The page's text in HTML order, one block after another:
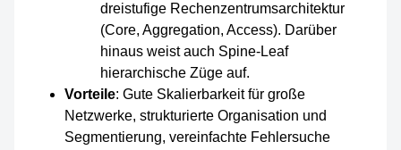
dreistufige Rechenzentrumsarchitektur
(Core, Aggregation, Access). Darüber
hinaus weist auch Spine-Leaf
hierarchische Züge auf.
Vorteile: Gute Skalierbarkeit für große
Netzwerke, strukturierte Organisation und
Segmentierung, vereinfachte Fehlersuche